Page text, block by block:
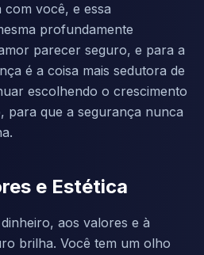
com você, e essa
profundamente
parecer seguro, e para a
é a coisa mais sedutora de
escolhendo o crescimento
para que a segurança nunca
e Estética
aos valores e à
brilha. Você tem um olho